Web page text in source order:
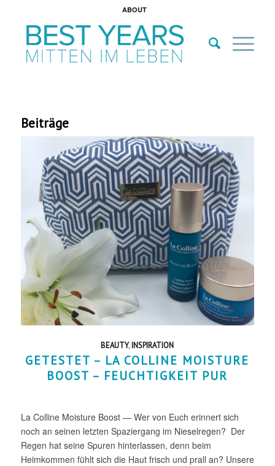
ABOUT
Beiträge
BEAUTY, INSPIRATION
GETESTET – LA COLLINE MOISTURE
BOOST – FEUCHTIGKEIT PUR
La Colline Moisture Boost — Wer von Euch erinnert sich
noch an seinen letzten Spaziergang im Nieselregen? Der
Regen hat seine Spuren hinterlassen, denn beim
Heimkommen fühlt sich die Haut frisch und prall an? Unsere